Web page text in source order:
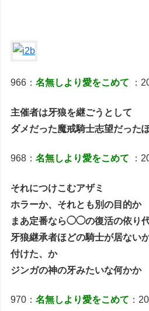
966：名無しより愛をこめて ：
主催者は牙狼を継ごうとして
ダメだった魔戒騎士志望だった
968：名無しより愛をこめて ：
それにつけこむアザミ
ホラーか、それとも別の目的か
まあ定番なら◯◯の復活の依り
牙狼継承者ほどの騎士が居ない
付けた、か
ジンガの神の牙みたいな何かか
970：名無しより愛をこめて ：